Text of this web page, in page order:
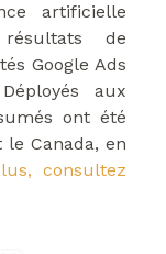
artificielle
de
Google Ads
aux
ont été
Canada, en
consultez